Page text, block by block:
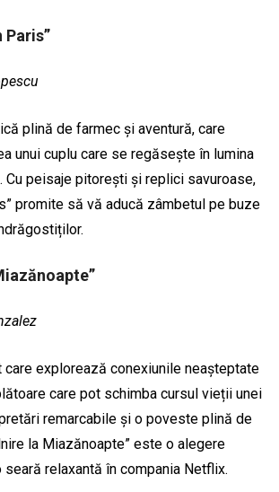
Paris”
plină de farmec și aventură, care
unui cuplu care se regăsește în lumina
Cu peisaje pitorești și replici savuroase,
promite să vă aducă zâmbetul pe buze
care explorează conexiunile neașteptate
care pot schimba cursul vieții unei
remarcabile și o poveste plină de
la Miazănoapte” este o alegere
relaxantă în compania Netflix.